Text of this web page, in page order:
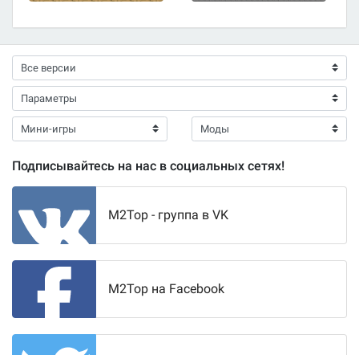
Подписывайтесь на нас в социальных сетях!
M2Top - группа в VK
M2Top на Facebook